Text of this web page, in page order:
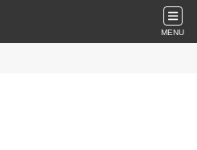
MENU